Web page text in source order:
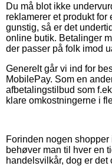
Du må blot ikke
reklamerer et produkt
gunstig, så er det
online butik. Betalinger
der passer på folk imod
Generelt går vi ind for
MobilePay. Som en
afbetalingstilbud som
klare omkostningerne i
Forinden nogen
behøver man til hver en
handelsvilkår, dog er